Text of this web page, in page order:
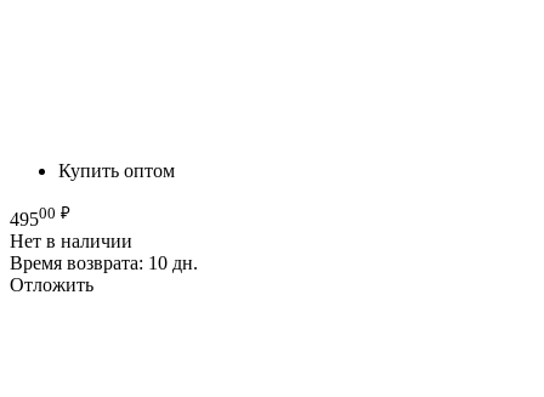
Купить оптом
49500 ₽
Нет в наличии
Время возврата: 10 дн.
Отложить